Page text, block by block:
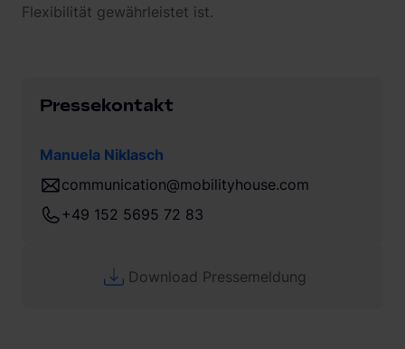
Flexibilität gewährleistet ist.
Pressekontakt
Manuela Niklasch
communication@mobilityhouse.com
+49 152 5695 72 83
Download Pressemeldung